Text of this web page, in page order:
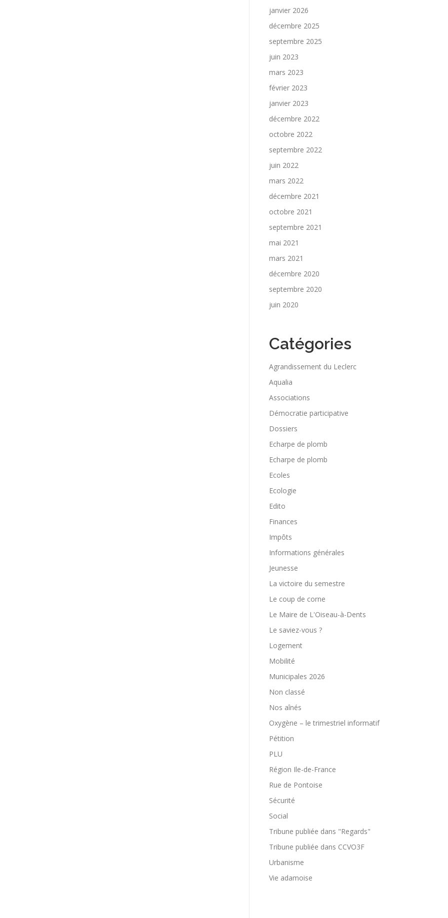
janvier 2026
décembre 2025
septembre 2025
juin 2023
mars 2023
février 2023
janvier 2023
décembre 2022
octobre 2022
septembre 2022
juin 2022
mars 2022
décembre 2021
octobre 2021
septembre 2021
mai 2021
mars 2021
décembre 2020
septembre 2020
juin 2020
Catégories
Agrandissement du Leclerc
Aqualia
Associations
Démocratie participative
Dossiers
Echarpe de plomb
Echarpe de plomb
Ecoles
Ecologie
Edito
Finances
Impôts
Informations générales
Jeunesse
La victoire du semestre
Le coup de corne
Le Maire de L'Oiseau-à-Dents
Le saviez-vous ?
Logement
Mobilité
Municipales 2026
Non classé
Nos aînés
Oxygène – le trimestriel informatif
Pétition
PLU
Région Ile-de-France
Rue de Pontoise
Sécurité
Social
Tribune publiée dans "Regards"
Tribune publiée dans CCVO3F
Urbanisme
Vie adamoise